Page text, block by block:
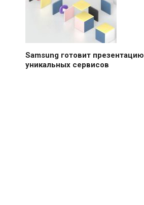
Samsung готовит презентацию
уникальных сервисов